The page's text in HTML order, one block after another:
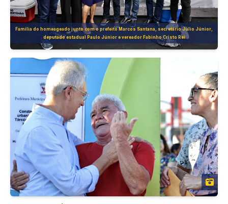
Família do homeageado junto com o prefeito Marcos Santana, secretário Júlio Júnior,
deputado estadual Paulo Júnior e vereador Fabinho Cristo Rei